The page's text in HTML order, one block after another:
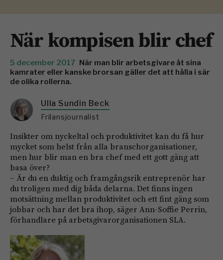
När kompisen blir chef
5 december 2017 När man blir arbetsgivare åt sina
kam­rater eller kanske brorsan gäller det att hålla i sär
de olika rollerna.
Ulla Sundin Beck
Frilansjournalist
Insikter om nyckeltal och produktivitet kan du få hur
mycket som helst från alla bransch­orga­­nisationer,
men hur blir man en bra chef med ett gott gäng att
basa över?
– Är du en duktig och framgångsrik entreprenör har
du troligen med dig båda delarna. Det finns ingen
motsättning mellan produktivitet och ett fint gäng som
jobbar och har det bra ihop, säger Ann-Soffie Perrin,
förhandlare på arbetsgivarorganisationen SLA.